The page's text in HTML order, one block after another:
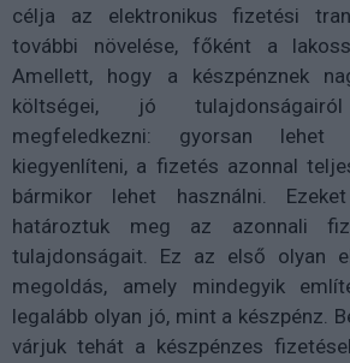
célja az elektronikus fizetési
további növelése, főként a
Amellett, hogy a készpénznek
költségei, jó
megfeledkezni: gyorsan
kiegyenlíteni, a fizetés azonnal
bármikor lehet használni.
határoztuk meg az azonnali
tulajdonságait. Ez az első olyan
megoldás, amely mindegyik
legalább olyan jó, mint a készpénz.
várjuk tehát a készpénzes